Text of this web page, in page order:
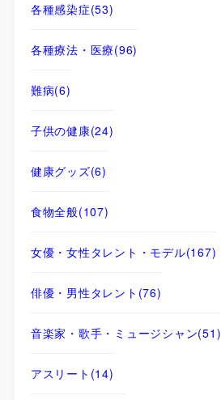
各種感染症(53)
各種療法・医療(96)
難病(6)
子供の健康(24)
健康グッズ(6)
食物全般(107)
女優・女性タレント・モデル(167)
俳優・男性タレント (76)
音楽家・歌手・ミュージシャン(51)
アスリート (14)